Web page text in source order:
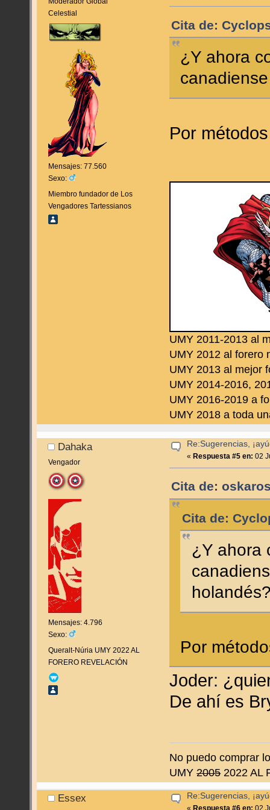
Celestial
Mensajes: 77.560
Sexo:
Miembro fundador de Los
Vengadores Tartessianos
Cita de:
¿Y ahora
Por
UMY 2011-2013 al
UMY 2012 al forero
UMY 2013 al mejor
UMY 2014-2016,
UMY 2016-2019 a
UMY 2018 a toda
Dahaka
Vengador
Mensajes: 4.796
Sexo:
Queralt-Núria UMY 2022 AL
FORERO REVELACIÓN
Re:Sugerencias,
« Respuesta #5 en: 02
Cita de:
Cita de:
¿Y ahora
Por
Joder:
De ahí es
No puedo comprar
UMY20052022 AL
Essex Re:Sugerencias,
«Respuesta #6 en: 02